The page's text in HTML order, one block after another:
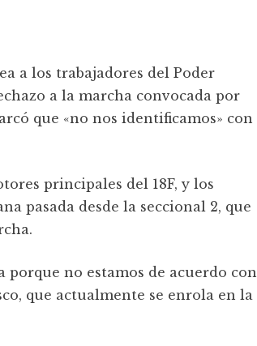
a los trabajadores del Poder
a la marcha convocada por
que «no nos identificamos» con
principales del 18F, y los
pasada desde la seccional 2, que
porque no estamos de acuerdo con
que actualmente se enrola en la